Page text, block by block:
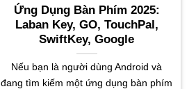
Ứng Dụng Bàn Phím 2025:
Laban Key, GO, TouchPal,
SwiftKey, Google
Nếu bạn là người dùng Android và
đang tìm kiếm một ứng dụng bàn phím